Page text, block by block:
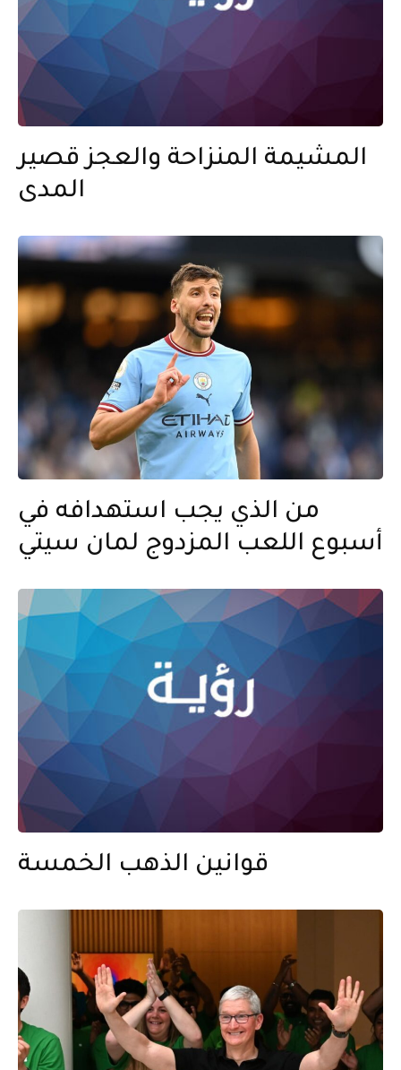
المشيمة المنزاحة والعجز قصير
المدى
من الذي يجب استهدافه في
أسبوع اللعب المزدوج لمان سيتي
قوانين الذهب الخمسة